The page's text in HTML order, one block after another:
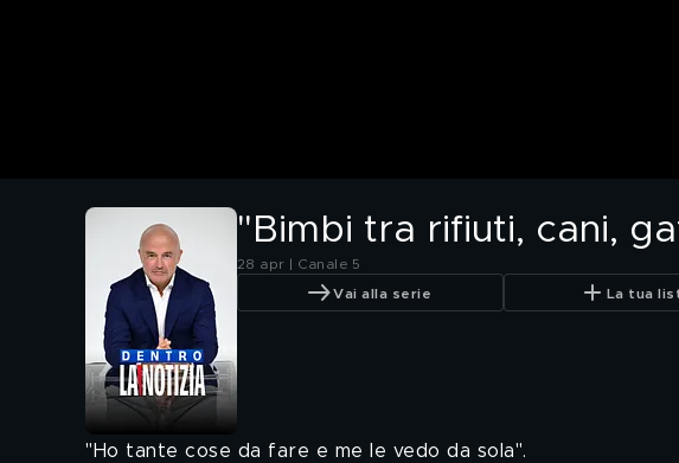
"Bimbi tra rifiuti, cani,
28 apr | Canale 5
Vai alla serie La tua
"Ho tante cose da fare e me le vedo da sola".